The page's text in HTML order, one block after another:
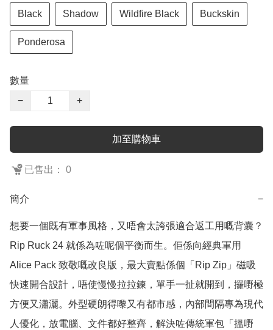
Black Shadow Wildfire Black Buckskin
Ponderosa
數量
−
+
加至購物車
已售出： 0
簡介 −
想要一個既有軍事風格，又唔會太誇張適合返工用嘅背囊？
Rip Ruck 24 就係為咗呢個平衡而生。佢係向經典軍用
Alice Pack 致敬嘅改良版，最大賣點係個「Rip Zip」磁吸
快速開合設計，唔使慢慢拉拉鍊，單手一扯就開到，攞嘢極
方便又瀟灑。外型硬朗得嚟又有都市感，內部間隔專為現代
人優化，放電腦、文件都好整齊，解決咗傳統軍包「搵嘢